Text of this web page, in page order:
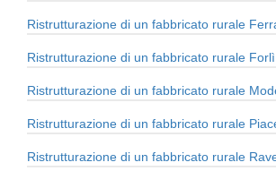
Ristrutturazione di un fabbricato rurale
Ristrutturazione di un fabbricato rurale
Ristrutturazione di un fabbricato rurale
Ristrutturazione di un fabbricato rurale
Ristrutturazione di un fabbricato rurale